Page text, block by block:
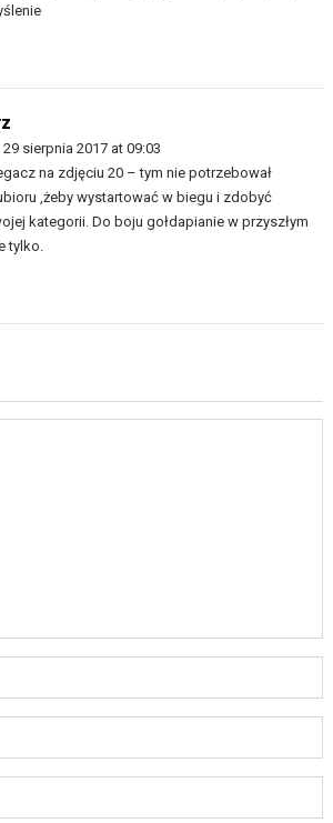
29 sierpnia 2017 at 09:03
na zdjęciu 20 – tym nie potrzebował
,żeby wystartować w biegu i zdobyć
kategorii. Do boju gołdapianie w przyszłym
tylko.